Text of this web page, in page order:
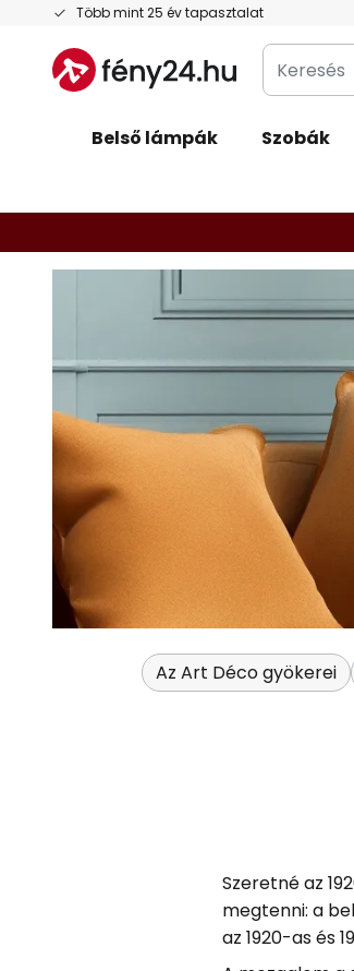
Több mint 25 év tapasztalat
Ugrás
tartalomhoz
Keresés
Belső lámpák Szobák
Az Art Déco gyökerei
Szeretné az
megtenni: a
az 1920-as és